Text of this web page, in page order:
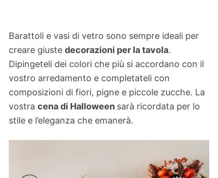
Barattoli e vasi di vetro sono sempre ideali per
creare giuste decorazioni per la tavola.
Dipingeteli dei colori che più si accordano con il
vostro arredamento e completateli con
composizioni di fiori, pigne e piccole zucche. La
vostra cena di Halloween sarà ricordata per lo
stile e l’eleganza che emanerà.